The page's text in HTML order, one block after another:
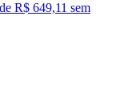
R$ 649,11 sem